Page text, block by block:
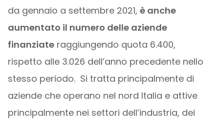
da gennaio a settembre 2021, è anche
aumentato il numero delle aziende
finanziateraggiungendo quota 6.400,
rispetto alle 3.026 dell’anno precedente nello
stesso periodo. Si tratta principalmente di
aziende che operano nel nord Italia e attive
principalmente nei settori dell’industria, dei